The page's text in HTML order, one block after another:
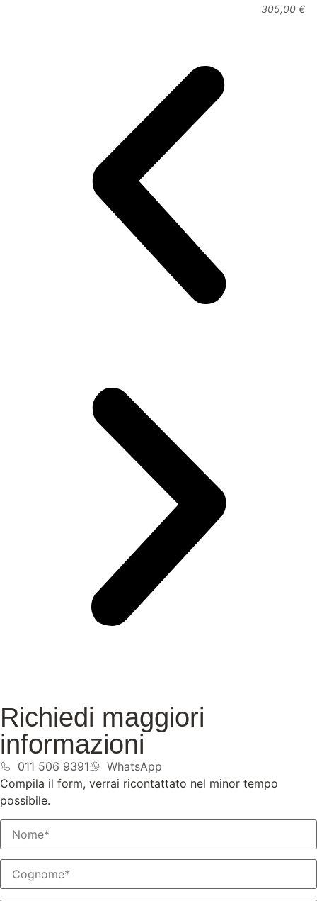
305,00 €
Richiedi maggiori
informazioni
011 506 9391
WhatsApp
Compila il form, verrai ricontattato nel minor tempo
possibile.